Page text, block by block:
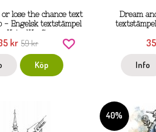
lose the chance text
- Engelsk textstämpel
KatzelKraft
kr 59 kr
Köp
Dream
Info
40%